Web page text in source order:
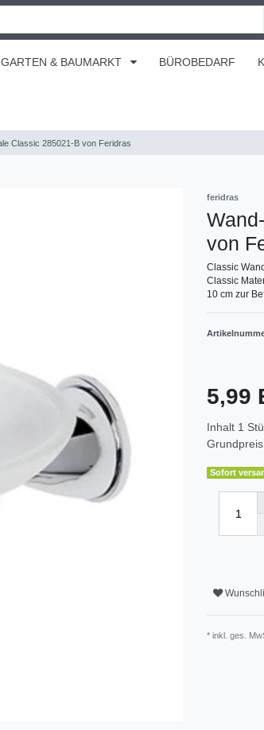
GARTEN & BAUMARKT BÜROBEDARF
Classic 285021-B von Feridras
feridras
von
Classic
Classic
10 cm zur
5,99
Inhalt 1
Grundpreis
Sofort
* inkl. ges.